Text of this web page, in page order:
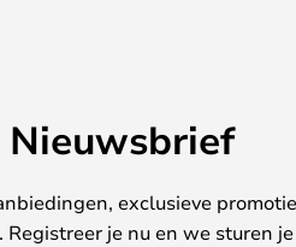
Nieuwsbrief
exclusieve
je nu en we sturen